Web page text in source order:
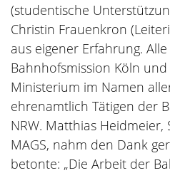
(studentische
Christin Frauenkron
aus eigener Erfahrung.
Bahnhofsmission Köln
Ministerium im Namen
ehrenamtlich Tätigen der
NRW. Matthias Heidmeier,
MAGS, nahm den Dank
betonte: „Die Arbeit der